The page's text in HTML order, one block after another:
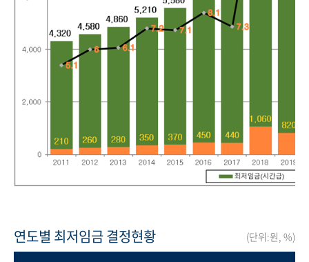
연도별 최저임금 결정현황 (단위:원, %)